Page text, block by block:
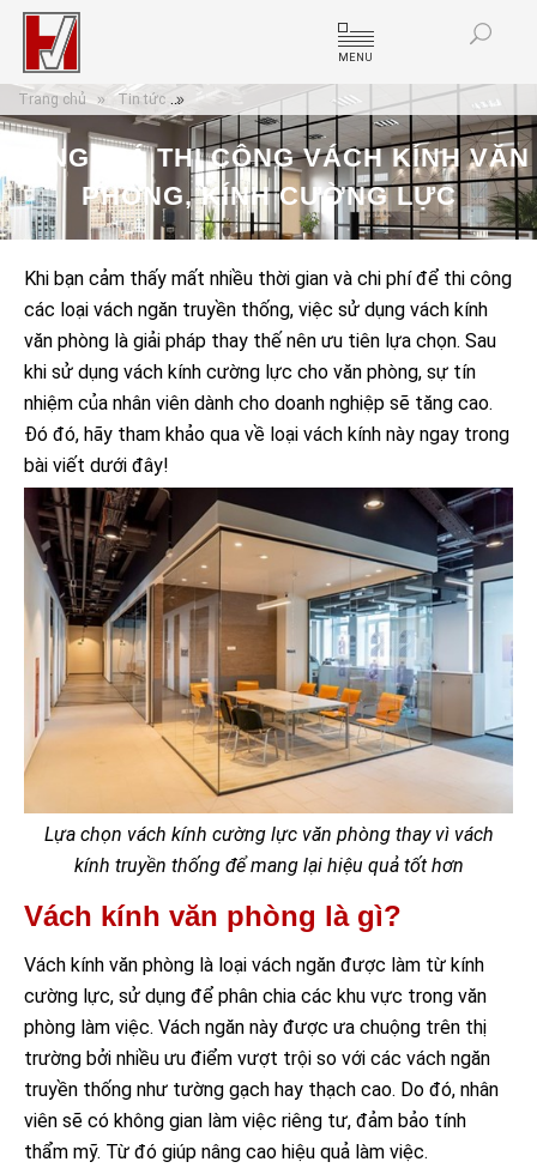
MENU
BẢNG GIÁ THI CÔNG VÁCH KÍNH VĂN
PHÒNG, KÍNH CƯỜNG LỰC
Trang chủ Tin tức Bảng giá thi công vách kính văn phòng, kính cường
Khi bạn cảm thấy mất nhiều thời gian và chi phí để thi công
các loại vách ngăn truyền thống, việc sử dụng vách kính
văn phòng là giải pháp thay thế nên ưu tiên lựa chọn. Sau
khi sử dụng vách kính cường lực cho văn phòng, sự tín
nhiệm của nhân viên dành cho doanh nghiệp sẽ tăng cao.
Đó đó, hãy tham khảo qua về loại vách kính này ngay trong
bài viết dưới đây!
Lựa chọn vách kính cường lực văn phòng thay vì vách
kính truyền thống để mang lại hiệu quả tốt hơn
Vách kính văn phòng là gì?
Vách kính văn phòng là loại vách ngăn được làm từ kính
cường lực, sử dụng để phân chia các khu vực trong văn
phòng làm việc. Vách ngăn này được ưa chuộng trên thị
trường bởi nhiều ưu điểm vượt trội so với các vách ngăn
truyền thống như tường gạch hay thạch cao. Do đó, nhân
viên sẽ có không gian làm việc riêng tư, đảm bảo tính
thẩm mỹ. Từ đó giúp nâng cao hiệu quả làm việc.